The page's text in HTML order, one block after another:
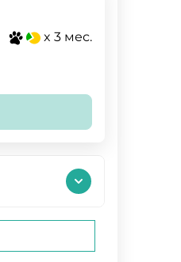
x 3 мес.